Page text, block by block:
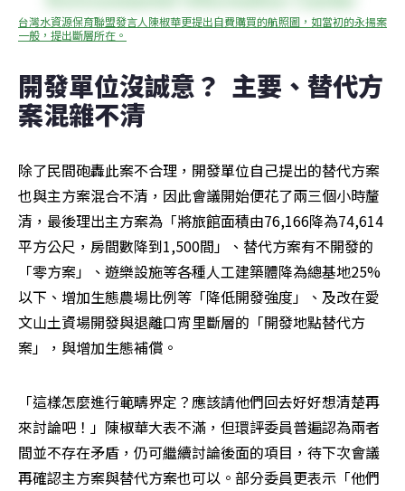
台灣水資源保育聯盟發言人陳椒華更提出自費購買的航照圖，如當初的永揚案
一般，提出斷層所在。
開發單位沒誠意？  主要、替代方
案混雜不清
除了民間砲轟此案不合理，開發單位自己提出的替代方案
也與主方案混合不清，因此會議開始便花了兩三個小時釐
清，最後理出主方案為「將旅館面積由76,166降為74,614
平方公尺，房間數降到1,500間」、替代方案有不開發的
「零方案」、遊樂設施等各種人工建築體降為總基地25%
以下、增加生態農場比例等「降低開發強度」、及改在愛
文山土資場開發與退離口宵里斷層的「開發地點替代方
案」，與增加生態補償。
「這樣怎麼進行範疇界定？應該請他們回去好好想清楚再
來討論吧！」陳椒華大表不滿，但環評委員普遍認為兩者
間並不存在矛盾，仍可繼續討論後面的項目，待下次會議
再確認主方案與替代方案也可以。部分委員更表示「他們